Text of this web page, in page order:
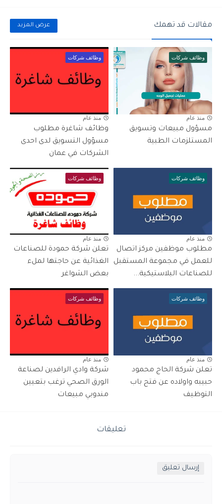
مقالات قد تهمك عرض المزيد
وظائف شركات
منذ عام
مسؤول مبيعات وتسويق
المستلزمات الطبية
وظائف شركات
منذ عام
وظائف شاغرة مطلوب
مسؤول التسويق لدى احدى
الشركات في عمان
وظائف شركات
منذ عام
مطلوب موظفين مركز اتصال
للعمل في مجموعة المستقبل
للصناعات البلاستيكية...
وظائف شركات
منذ عام
تعلن شركة حمودة للصناعات
الغذائية عن حاجتها لملء
بعض الشواغر
وظائف شركات
منذ عام
تعلن شركة الحاج محمود
حبيبه واولاده عن فتح باب
التوظيف
وظائف شركات
منذ عام
شركة وادي الرافدين لصناعة
الورق الصحي ترغب بتعيين
مندوبي مبيعات
تعليقات
إرسال تعليق